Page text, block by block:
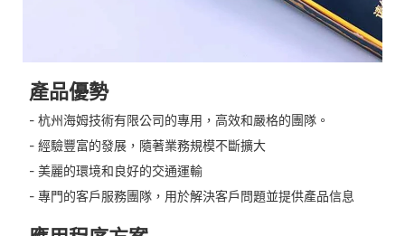
產品優勢
- 杭州海姆技術有限公司的專用，高效和嚴格的團隊。
- 經驗豐富的發展，隨著業務規模不斷擴大
- 美麗的環境和良好的交通運輸
- 專門的客戶服務團隊，用於解決客戶問題並提供產品信息